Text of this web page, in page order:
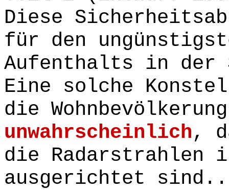
Diese
für den
Aufenthalts in der
Eine solche
die
unwahrscheinlich,
die Radarstrahlen
ausgerichtet